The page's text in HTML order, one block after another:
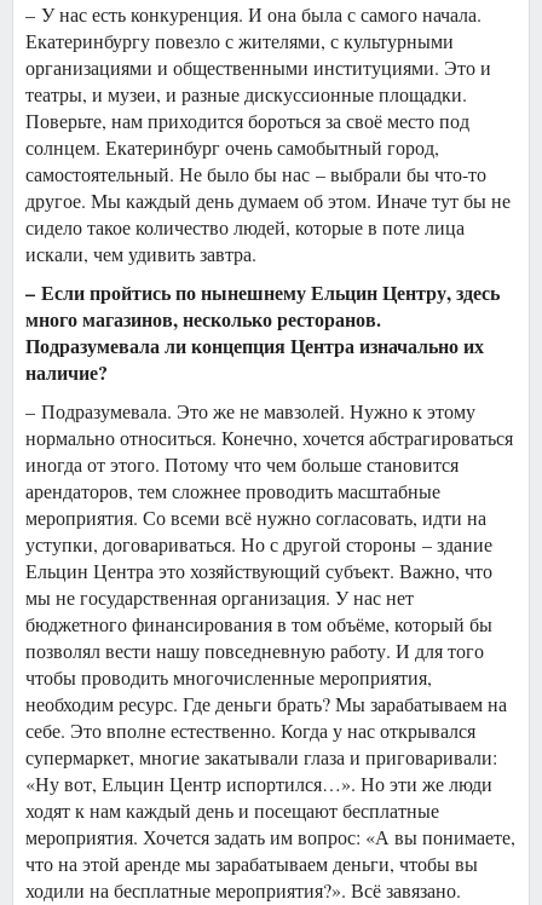
– У нас есть конкуренция. И она была с самого начала.
Екатеринбургу повезло с жителями, с культурными
организациями и общественными институциями. Это и
театры, и музеи, и разные дискуссионные площадки.
Поверьте, нам приходится бороться за своё место под
солнцем. Екатеринбург очень самобытный город,
самостоятельный. Не было бы нас – выбрали бы что-то
другое. Мы каждый день думаем об этом. Иначе тут бы не
сидело такое количество людей, которые в поте лица
искали, чем удивить завтра.
– Если пройтись по нынешнему Ельцин Центру, здесь
много магазинов, несколько ресторанов.
Подразумевала ли концепция Центра изначально их
наличие?
– Подразумевала. Это же не мавзолей. Нужно к этому
нормально относиться. Конечно, хочется абстрагироваться
иногда от этого. Потому что чем больше становится
арендаторов, тем сложнее проводить масштабные
мероприятия. Со всеми всё нужно согласовать, идти на
уступки, договариваться. Но с другой стороны – здание
Ельцин Центра это хозяйствующий субъект. Важно, что
мы не государственная организация. У нас нет
бюджетного финансирования в том объёме, который бы
позволял вести нашу повседневную работу. И для того
чтобы проводить многочисленные мероприятия,
необходим ресурс. Где деньги брать? Мы зарабатываем на
себе. Это вполне естественно. Когда у нас открывался
супермаркет, многие закатывали глаза и приговаривали:
«Ну вот, Ельцин Центр испортился…». Но эти же люди
ходят к нам каждый день и посещают бесплатные
мероприятия. Хочется задать им вопрос: «А вы понимаете,
что на этой аренде мы зарабатываем деньги, чтобы вы
ходили на бесплатные мероприятия?». Всё завязано.